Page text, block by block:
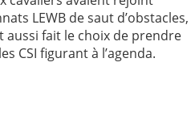
LEWB de saut d’obstacles,
aussi fait le choix de prendre
CSI figurant à l’agenda.